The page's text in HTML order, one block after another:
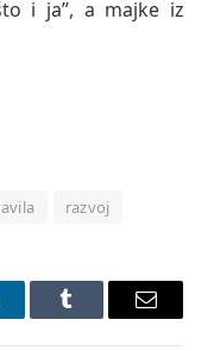
i ja”, a majke iz
razvoj
Tumblr Email